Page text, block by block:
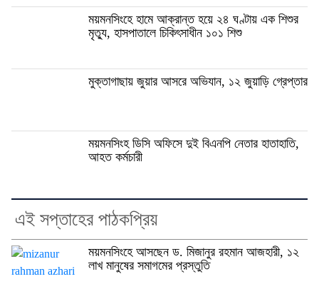
ময়মনসিংহে হামে আক্রান্ত হয়ে ২৪ ঘণ্টায় এক শিশুর
মৃত্যু, হাসপাতালে চিকিৎসাধীন ১০১ শিশু
মুক্তাগাছায় জুয়ার আসরে অভিযান, ১২ জুয়াড়ি গ্রেপ্তার
ময়মনসিংহ ডিসি অফিসে দুই বিএনপি নেতার হাতাহাতি,
আহত কর্মচারী
এই সপ্তাহের পাঠকপ্রিয়
ময়মনসিংহে আসছেন ড. মিজানুর রহমান আজহারী, ১২
লাখ মানুষের সমাগমের প্রস্তুতি